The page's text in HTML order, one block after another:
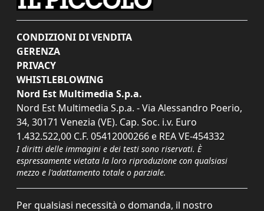
CONDIZIONI DI VENDITA
GERENZA
PRIVACY
WHISTLEBLOWING
Nord Est Multimedia S.p.a.
Nord Est Multimedia S.p.a. - Via Alessandro Poerio,
34, 30171 Venezia (VE). Cap. Soc. i.v. Euro
1.432.522,00 C.F. 05412000266 e REA VE-454332
I diritti delle immagini e dei testi sono riservati. È
espressamente vietata la loro riproduzione con qualsiasi
mezzo e l'adattamento totale o parziale.
Per qualsiasi necessità o domanda, il nostro